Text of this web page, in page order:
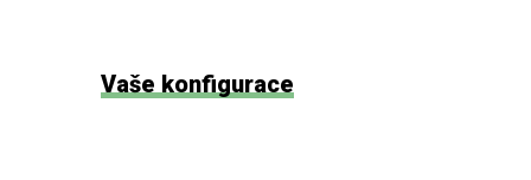
Vaše konfigurace